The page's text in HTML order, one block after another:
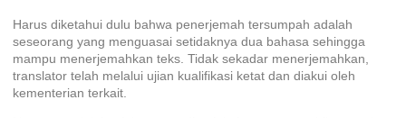
Harus diketahui dulu bahwa penerjemah tersumpah adalah
seseorang yang menguasai setidaknya dua bahasa sehingga
mampu menerjemahkan teks. Tidak sekadar menerjemahkan,
translator telah melalui ujian kualifikasi ketat dan diakui oleh
kementerian terkait.